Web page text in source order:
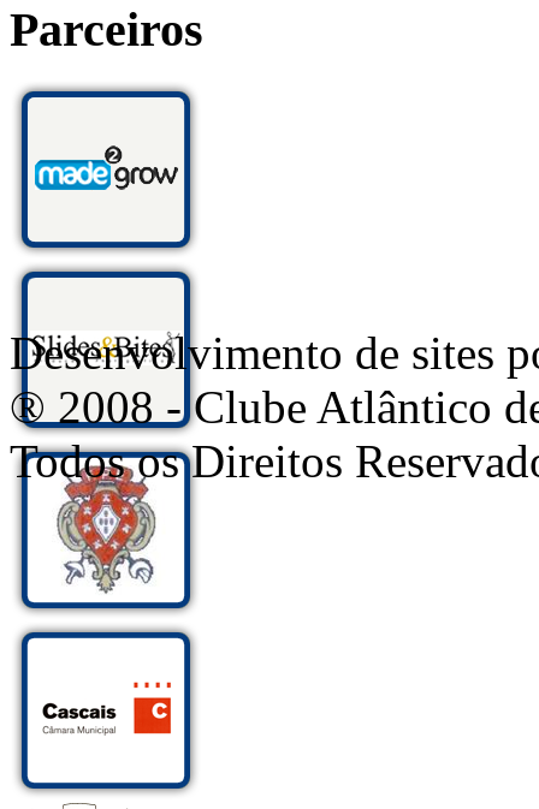
Parceiros
Desenvolvimento de sites
® 2008 - Clube Atlântico
Todos os Direitos